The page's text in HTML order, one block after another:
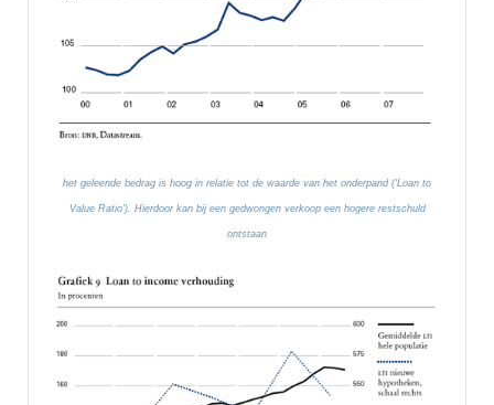
het geleende bedrag is hoog in relatie tot de waarde van het onderpand (‘Loan to
Value Ratio’). Hierdoor kan bij een gedwongen verkoop een hogere restschuld
ontstaan